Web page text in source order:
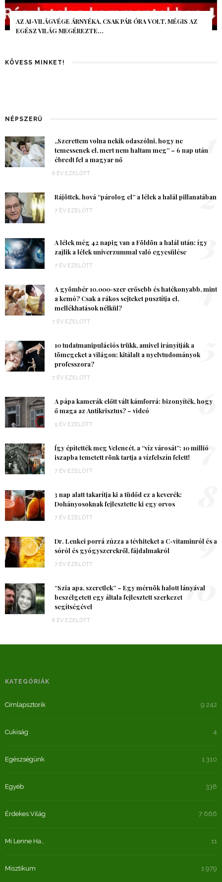
AZ AI-VILÁGVÉGE ÁRNYÉKA, CSAK PÁR ÓRA VOLT, MÉGIS AZ
EGÉSZ VILÁG MEGÉREZTE…
KÖVESS MINKET!
NÉPSZERŰ
„Szerettem volna nekik odaszólni, hogy ne
temessenek el, mert nem haltam meg” – 6 nap után
ébredt fel a magyar nő
6 ÉV EZELŐTT
1
Rájöttek, hová “párolog el” a lélek a halál pillanatában
7 ÉV EZELŐTT 2
A lélek még 42 napig van a Földön a halál után: így
zajlik a lélek univerzummal való egyesülése
7 ÉV EZELŐTT
3
A gyömbér 10.000-szer erősebb és hatékonyabb, mint
a kemó? Csak a rákos sejteket pusztítja el,
mellékhatások nélkül?
7 ÉV EZELŐTT
4
10 tudatmanipulációs trükk, amivel irányítják a
tömegeket a világon: kitálalt a nyelvtudományok
professzora?
7 ÉV EZELŐTT
A pápa kamerák előtt vált kámforrá: bizonyíték, hogy
ő maga az Antikrisztus? – videó
5 ÉV EZELŐTT
6
Így építették meg Velencét, a “víz városát”: 10 millió
iszapba temetett rönk tartja a vízfelszín felett!
7 ÉV EZELŐTT
7
3 nap alatt takarítja ki a tüdőd ez a keverék:
Dohányosoknak fejlesztette ki egy orvos
7 ÉV EZELŐTT
Dr. Lenkei porrá zúzza a tévhiteket a C-vitaminról és a
sóról és gyógyszerekről, fájdalmakról
7 ÉV EZELŐTT
9
“Szia apa, szeretlek” – Egy mérnök halott lányával
beszélgetett egy általa fejlesztett szerkezet
segítségével
6 ÉV EZELŐTT
10
KATEGÓRIÁK
Címlapsztorik 9 242
Cukiság 4
Egészségünk 1 310
Egyéb 338
Érdekes Világ 7 666
Mi Lenne Ha… 11
Misztikum 1 979